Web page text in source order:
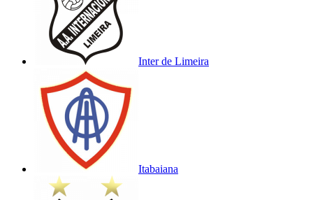
Inter de Limeira
Itabaiana